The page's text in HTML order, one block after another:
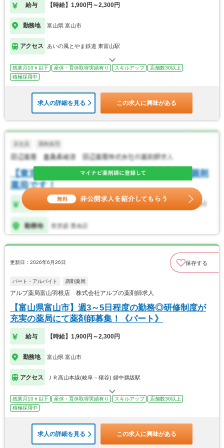
給与 【時給】1,900円～2,300円
勤務地 富山県 富山市
アクセス あいの風とやま鉄道 東富山駅
残業月10ｈ以下 産休・育休取得実績有り スキルアップ
店舗数30以上
積極採用中
求人の詳細を見る この求人に興味がある
更新日：2026年6月26日 保存する
パート・アルバイト 調剤薬局
アルプ薬局富山羽根店 株式会社アルプの薬剤師求人
【富山県富山市】週3～5日程度の勤務◎研修制度が
充実の薬局にて薬剤師募集！《パート》
給与 【時給】1,900円～2,300円
勤務地 富山県 富山市
アクセス ＪＲ高山本線(岐阜－猪谷) 婦中鵜坂駅
残業月10ｈ以下 産休・育休取得実績有り スキルアップ
店舗数30以上
積極採用中
求人の詳細を見る この求人に興味がある